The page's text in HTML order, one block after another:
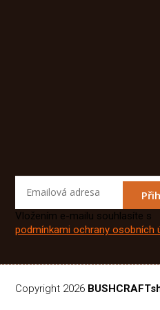
Vložením e-mailu souhlasíte s
podmínkami ochrany osobních
Copyright 2026